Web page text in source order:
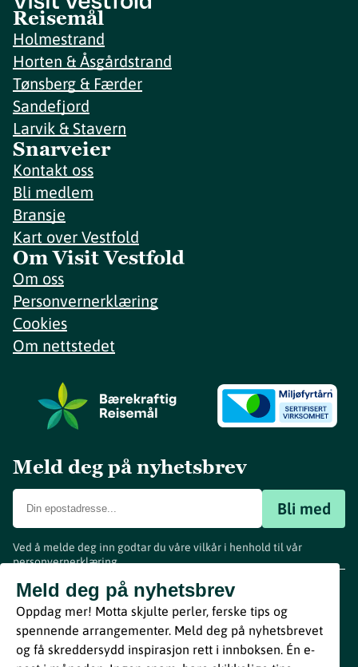
Reisemål
Holmestrand
Horten & Åsgårdstrand
Tønsberg & Færder
Sandefjord
Larvik & Stavern
Snarveier
Kontakt oss
Bli medlem
Bransje
Kart over Vestfold
Om Visit Vestfold
Om oss
Personvernerklæring
Cookies
Om nettstedet
Meld deg på nyhetsbrev
Bli med
Ved å melde deg inn godtar du våre vilkår i henhold til vår
personvernerklæring.
Meld deg på nyhetsbrev
Oppdag mer! Motta skjulte perler, ferske tips og
spennende arrangementer. Meld deg på nyhetsbrevet
og få skreddersydd inspirasjon rett i innboksen. Én e-
www.visitvestfold.com
Turistinformasjon
Vestfold Fylkeskommune
ByBreakfast